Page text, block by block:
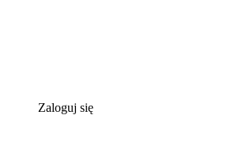
Zaloguj się